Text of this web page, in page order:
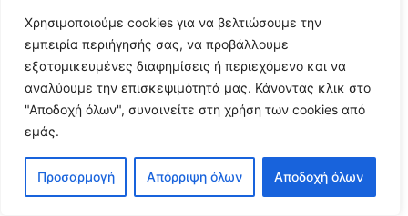
Χρησιμοποιούμε cookies για να βελτιώσουμε την
εμπειρία περιήγησής σας, να προβάλλουμε
εξατομικευμένες διαφημίσεις ή περιεχόμενο και να
αναλύουμε την επισκεψιμότητά μας. Κάνοντας κλικ στο
"Αποδοχή όλων", συναινείτε στη χρήση των cookies από
εμάς.
Προσαρμογή Απόρριψη όλων Αποδοχή όλων